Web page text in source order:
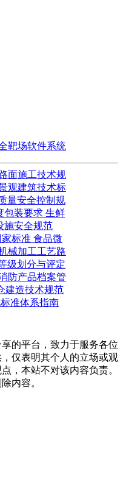
靶场软件系统
面施工技术规
观建筑技术标
量安全控制规
包装要求 生鲜
施安全规范
家标准 食品微
械加工工艺路
级划分与评定
防产品档案管
建造技术规范
准体系指南
的平台，致力于服务各位
仅表明其个人的立场或观
，本站不对该内容负责。
内容。